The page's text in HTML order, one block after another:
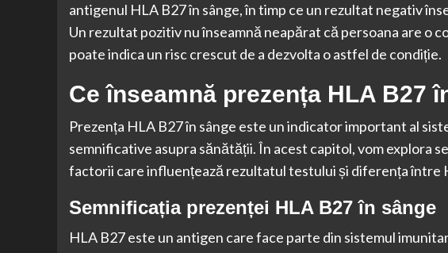
antigenul HLA B27 în sânge, în timp ce un rezultat negativ
Un rezultat pozitiv nu înseamnă neapărat că persoana are o
poate indica un risc crescut de a dezvolta o astfel de condiție.
Ce înseamnă prezența HLA B27
Prezența HLA B27 în sânge este un indicator important al
semnificative asupra sănătății. În acest capitol, vom explora
factorii care influențează rezultatul testului și diferența între
Semnificația prezenței HLA B27 în sânge
HLA B27 este un antigen care face parte din sistemul